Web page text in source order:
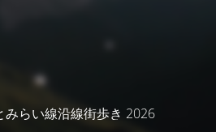
らい線沿線街歩き 2026